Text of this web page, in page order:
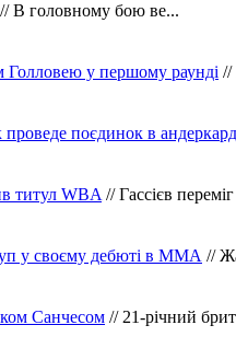
// В головному бою ве...
Голловею у першому раунді //
поєдинок в
титул WBA // Гассієв
у своєму дебюті в ММА //
Санчесом // 21-річний